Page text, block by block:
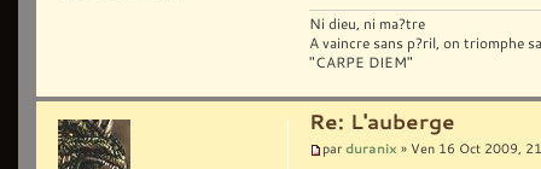
Ni dieu, ni ma?tre
A vaincre sans p?ril, on triomphe
"CARPE DIEM"
Re: L'auberge
par duranix » Ven 16 Oct 2009,